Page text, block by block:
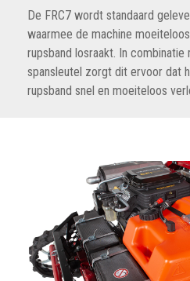
De FRC7 wordt standaard
waarmee de machine
rupsband losraakt. In
spansleutel zorgt dit ervoor dat
rupsband snel en moeiteloos